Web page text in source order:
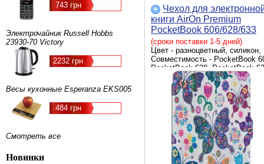
743 грн
Электрочайник Russell Hobbs
23930-70 Victory
2232 грн
Весы кухонные Esperanza EKS005
484 грн
Смотреть все
Новинки
Чехол для
книги AirOn Premium
PocketBook 606/628/633
picture 6 butterfly
(4821784622281)
(сроки поставки 1-5 дней)
Цвет - разноцветный, силикон,
Совместимость - PocketBook
PocketBook 628, PocketBook
обложка, Способ крепления -
обложка